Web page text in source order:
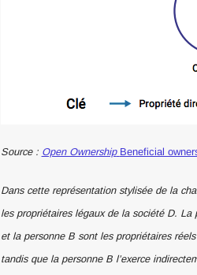
Source : Open Ownership Beneficial
Dans cette représentation stylisée de la
les propriétaires légaux de la société D.
et la personne B sont les propriétaires
tandis que la personne B l’exerce